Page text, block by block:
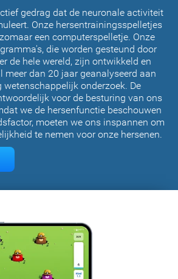
gedrag dat de neuronale activiteit
Onze hersentrainingsspelletjes
een computerspelletje. Onze
die worden gesteund door
de hele wereld, zijn ontwikkeld en
meer dan 20 jaar geanalyseerd aan
wetenschappelijk onderzoek. De
voor de besturing van ons
we de hersenfunctie beschouwen
moeten we ons inspannen om
te nemen voor onze hersenen.